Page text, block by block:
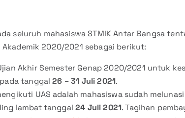
seluruh mahasiswa STMIK Antar Bangsa
Akademik 2020/2021 sebagai berikut:
Akhir Semester Genap 2020/2021 untuk
tanggal26 – 31 Juli 2021.
UAS adalah mahasiswa sudah
lambat tanggal24 Juli 2021. Tagihan